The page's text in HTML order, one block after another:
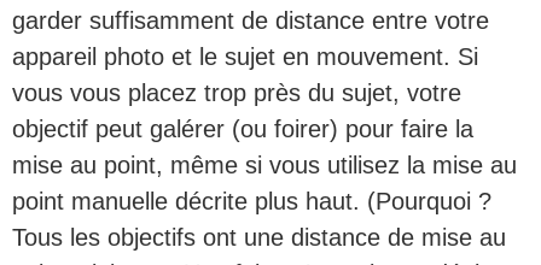
garder suffisamment de distance entre votre
appareil photo et le sujet en mouvement. Si
vous vous placez trop près du sujet, votre
objectif peut galérer (ou foirer) pour faire la
mise au point, même si vous utilisez la mise au
point manuelle décrite plus haut. (Pourquoi ?
Tous les objectifs ont une distance de mise au